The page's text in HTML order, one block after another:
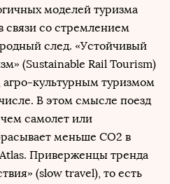
моделей туризма
связи со стремлением
след. «Устойчивый
(Sustainable Rail Tourism)
агро-культурным туризмом
В этом смысле поезд
самолет или
меньше CO2 в
Приверженцы тренда
(slow travel), то есть